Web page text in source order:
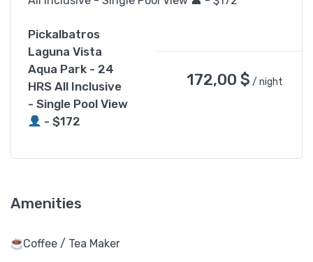
Pickalbatros
Laguna Vista
Aqua Park - 24
HRS All Inclusive
- Single Pool View
- $172
172,00 $ / night
Amenities
Coffee / Tea Maker